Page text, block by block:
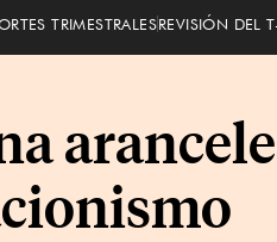
TRIMESTRALESREVISIÓN DEL